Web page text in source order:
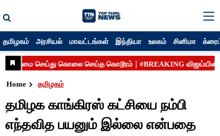
தமிழகம் அரசியல் மாவட்டங்கள் இந்தியா உலகம் சினிமா
Home தமிழகம்
தமிழக காங்கிரஸ் கட்சியை நம்பி
எந்தவித பயனும் இல்லை என்பதை